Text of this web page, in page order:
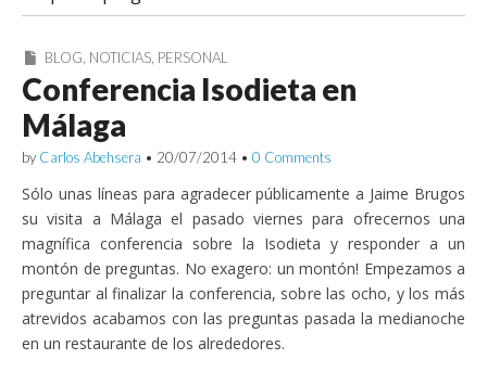
BLOG, NOTICIAS, PERSONAL
Conferencia Isodieta en
Málaga
by Carlos Abehsera • 20/07/2014 • 0 Comments
Sólo unas líneas para agradecer públicamente a Jaime Brugos
su visita a Málaga el pasado viernes para ofrecernos una
magnífica conferencia sobre la Isodieta y responder a un
montón de preguntas. No exagero: un montón! Empezamos a
preguntar al finalizar la conferencia, sobre las ocho, y los más
atrevidos acabamos con las preguntas pasada la medianoche
en un restaurante de los alrededores.